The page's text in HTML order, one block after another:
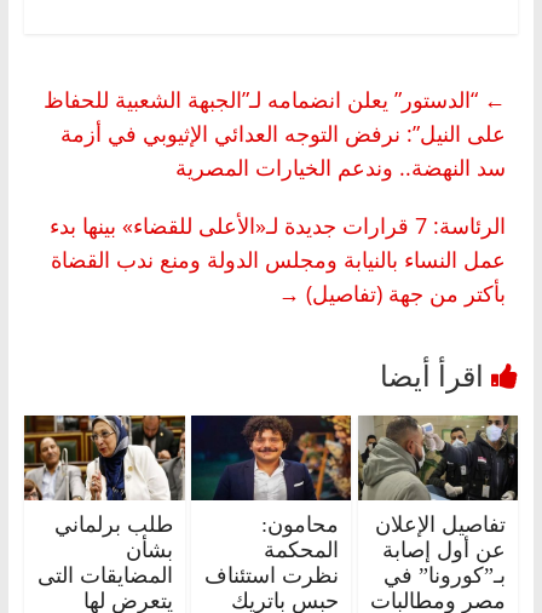
← “الدستور” يعلن انضمامه لـ”الجبهة الشعبية للحفاظ
على النيل”: نرفض التوجه العدائي الإثيوبي في أزمة
سد النهضة.. وندعم الخيارات المصرية
الرئاسة: 7 قرارات جديدة لـ«الأعلى للقضاء» بينها بدء
عمل النساء بالنيابة ومجلس الدولة ومنع ندب القضاة
بأكتر من جهة (تفاصيل) →
تفاصيل الإعلان
عن أول إصابة
بـ”كورونا” في
مصر ومطالبات
محامون:
المحكمة
نظرت استئناف
حبس باتريك
طلب برلماني
بشأن
المضايقات التى
يتعرض لها